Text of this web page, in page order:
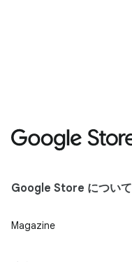
Google Store について
Magazine